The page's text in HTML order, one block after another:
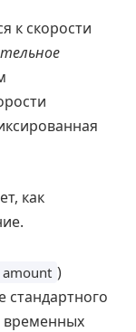
к скорости
как
)
стандартного
временных